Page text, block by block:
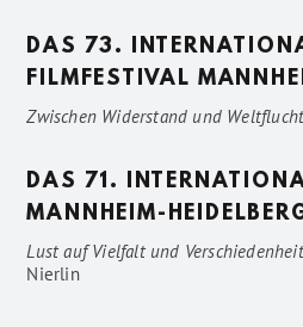
DAS 73.
FILMFESTIVAL
Zwischen Widerstand und
DAS 71.
MANNHEIM-
Lust auf Vielfalt und
Nierlin